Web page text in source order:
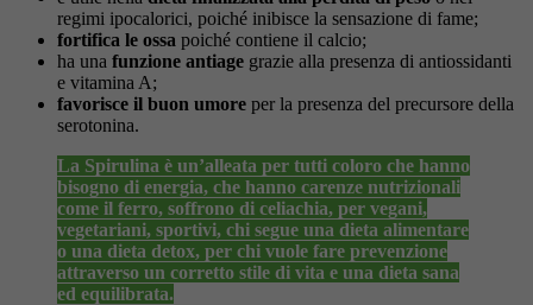
regimi ipocalorici, poiché inibisce la sensazione di fame;
fortifica le ossa poiché contiene il calcio;
ha una funzione antiage grazie alla presenza di antiossidanti
e vitamina A;
favorisce il buon umore per la presenza del precursore della
serotonina.
La Spirulina è un’alleata per tutti coloro che hanno
bisogno di energia, che hanno carenze nutrizionali
come il ferro, soffrono di celiachia, per vegani,
vegetariani, sportivi, chi segue una dieta alimentare
o una dieta detox, per chi vuole fare prevenzione
attraverso un corretto stile di vita e una dieta sana
ed equilibrata.